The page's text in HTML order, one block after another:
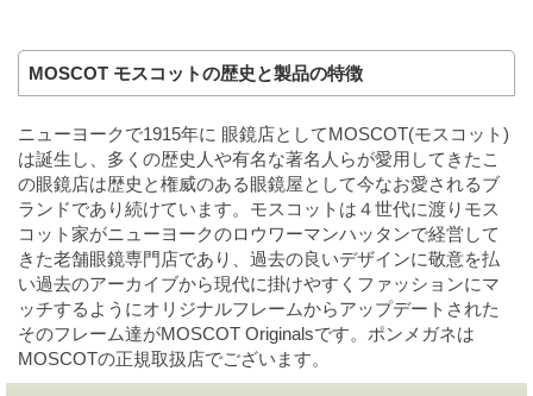
MOSCOT モスコットの歴史と製品の特徴
ニューヨークで1915年に 眼鏡店としてMOSCOT(モスコット)
は誕生し、多くの歴史人や有名な著名人らが愛用してきたこ
の眼鏡店は歴史と権威のある眼鏡屋として今なお愛されるブ
ランドであり続けています。モスコットは４世代に渡りモス
コット家がニューヨークのロウワーマンハッタンで経営して
きた老舗眼鏡専門店であり、過去の良いデザインに敬意を払
い過去のアーカイブから現代に掛けやすくファッションにマ
ッチするようにオリジナルフレームからアップデートされた
そのフレーム達がMOSCOT Originalsです。ポンメガネは
MOSCOTの正規取扱店でございます。